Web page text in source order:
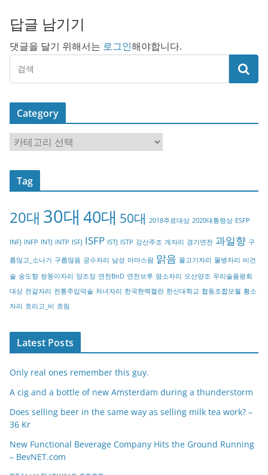
답글 남기기
댓글을 달기 위해서는 로그인해야합니다.
Category
a
t
o
y
Tag
20대 30대 40대 50대 2018주료대상 2020대통령상 ESFP
INFJ INFP INTJ INTP ISFJ ISFP ISTJ ISTP 강산주조 게자리 경기연천 과일향 구
름많고_소나기 구름많음 궁수자리 남성 마마스팜 맑음 물고기자리 물병자리 비건
술 송도향 쌍둥이자리 양조장 연천BnD 연천브루 염소자리 오산양조 우리술품평회
대상 전갈자리 전통주입덕술 처녀자리 한국현멕켈란 한신대학교 협동조합모월 황소
자리 흐리고_비 흐림
Latest Posts
Only real ones remember this guy.
A cig and a bottle of new Amsterdam during a thunderstorm
Does selling beer in the same way as selling milk tea work? –
36 Kr
New Functional Beverage Company Hits the Ground Running
– BevNET.com